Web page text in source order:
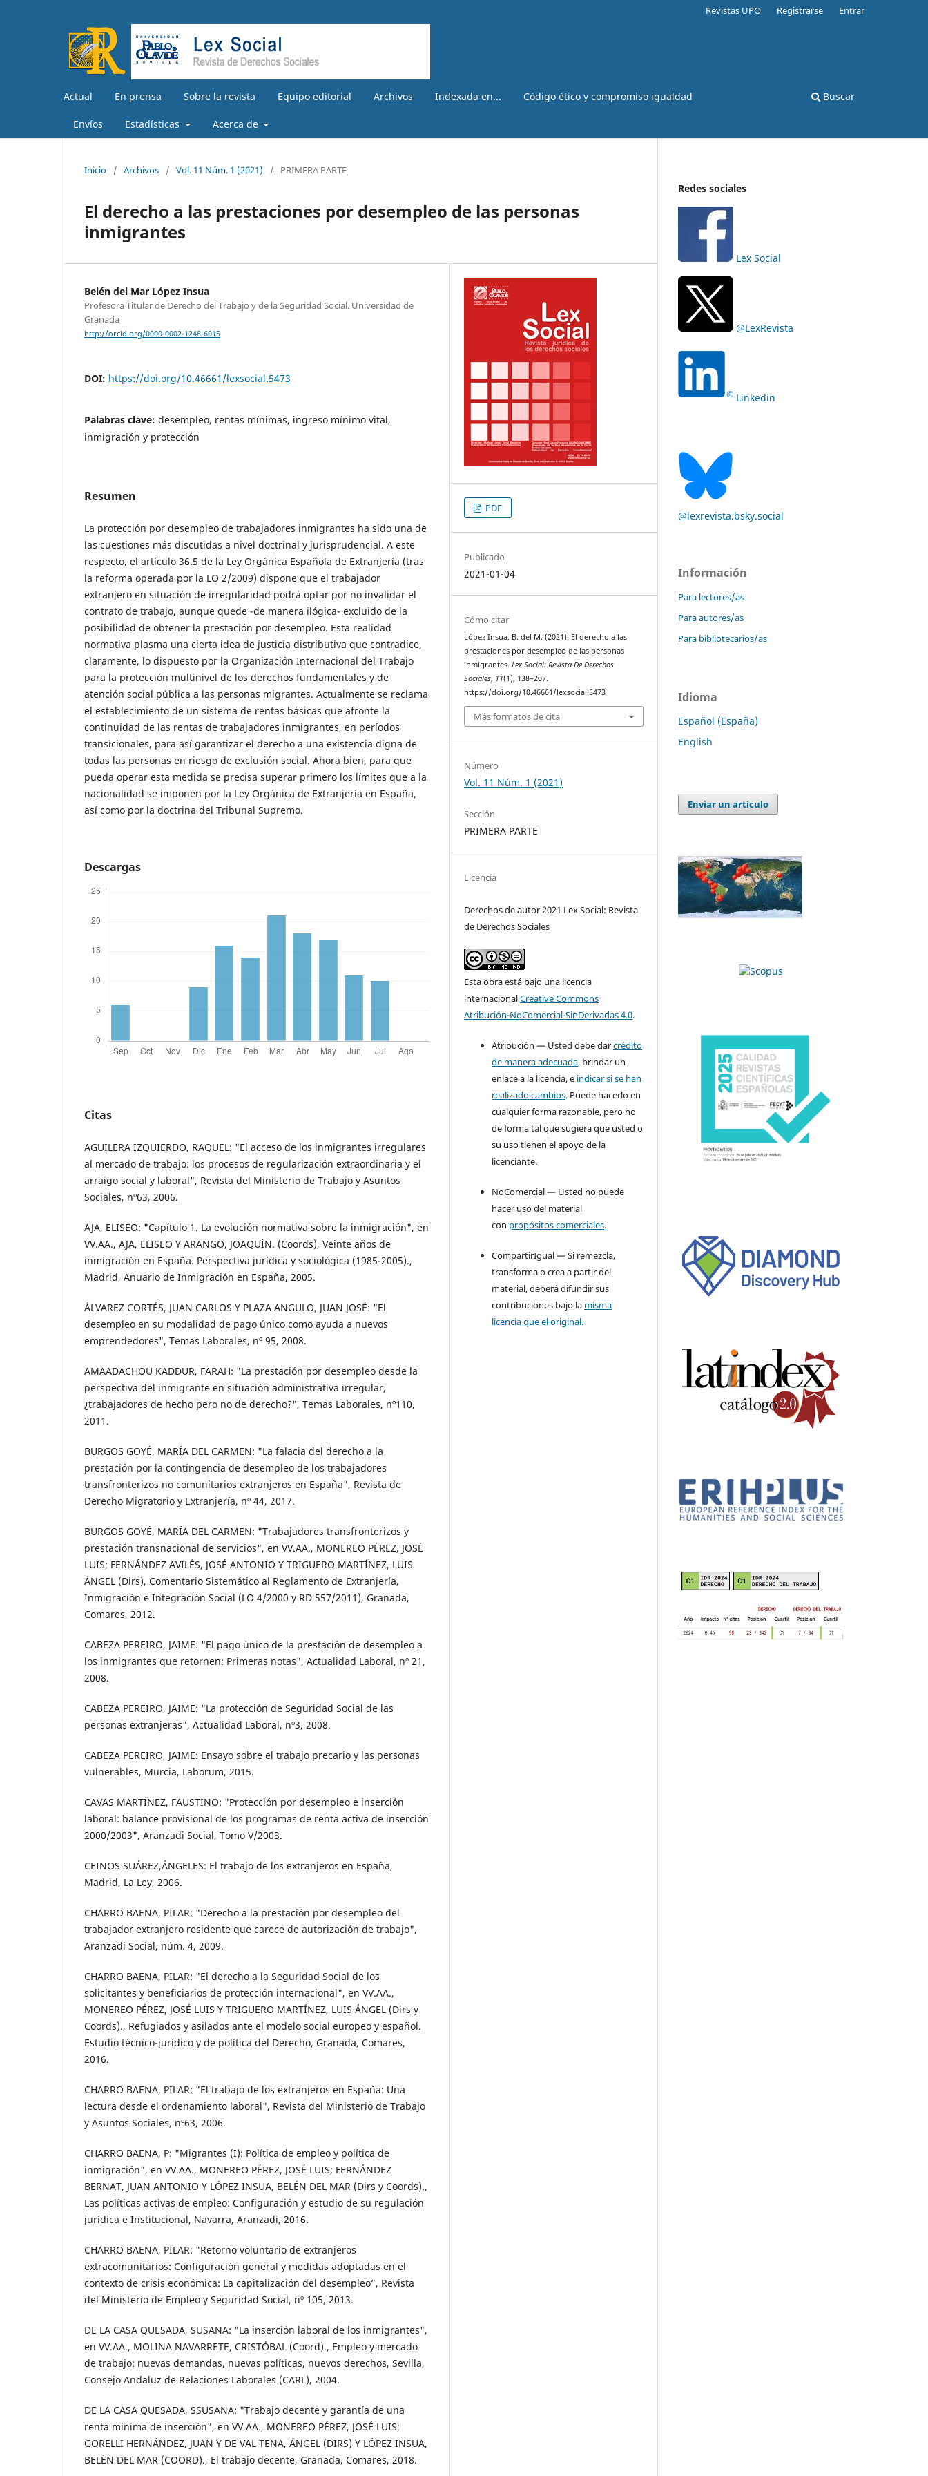
Actual En prensa Sobre la revista Equipo editorial Archivos Indexada en... Código ético y compromiso igualdad
Envíos Estadísticas Acerca de
Buscar
Revistas UPO Registrarse Entrar
Inicio / Archivos / Vol. 11 Núm. 1 (2021) / PRIMERA PARTE
El derecho a las prestaciones por desempleo de las personas
inmigrantes
Belén del Mar López Insua
Profesora Titular de Derecho del Trabajo y de la Seguridad Social. Universidad de
Granada
http://orcid.org/0000-0002-1248-6015
DOI: https://doi.org/10.46661/lexsocial.5473
Palabras clave: desempleo, rentas mínimas, ingreso mínimo vital,
inmigración y protección
Resumen
La protección por desempleo de trabajadores inmigrantes ha sido una de
las cuestiones más discutidas a nivel doctrinal y jurisprudencial. A este
respecto, el artículo 36.5 de la Ley Orgánica Española de Extranjería (tras
la reforma operada por la LO 2/2009) dispone que el trabajador
extranjero en situación de irregularidad podrá optar por no invalidar el
contrato de trabajo, aunque quede -de manera ilógica- excluido de la
posibilidad de obtener la prestación por desempleo. Esta realidad
normativa plasma una cierta idea de justicia distributiva que contradice,
claramente, lo dispuesto por la Organización Internacional del Trabajo
para la protección multinivel de los derechos fundamentales y de
atención social pública a las personas migrantes. Actualmente se reclama
el establecimiento de un sistema de rentas básicas que afronte la
continuidad de las rentas de trabajadores inmigrantes, en períodos
transicionales, para así garantizar el derecho a una existencia digna de
todas las personas en riesgo de exclusión social. Ahora bien, para que
pueda operar esta medida se precisa superar primero los límites que a la
nacionalidad se imponen por la Ley Orgánica de Extranjería en España,
así como por la doctrina del Tribunal Supremo.
Descargas
Citas
AGUILERA IZQUIERDO, RAQUEL: "El acceso de los inmigrantes irregulares
al mercado de trabajo: los procesos de regularización extraordinaria y el
arraigo social y laboral", Revista del Ministerio de Trabajo y Asuntos
Sociales, nº63, 2006.
AJA, ELISEO: "Capítulo 1. La evolución normativa sobre la inmigración", en
VV.AA., AJA, ELISEO Y ARANGO, JOAQUÍN. (Coords), Veinte años de
inmigración en España. Perspectiva jurídica y sociológica (1985-2005).,
Madrid, Anuario de Inmigración en España, 2005.
ÁLVAREZ CORTÉS, JUAN CARLOS Y PLAZA ANGULO, JUAN JOSÉ: "El
desempleo en su modalidad de pago único como ayuda a nuevos
emprendedores", Temas Laborales, nº 95, 2008.
AMAADACHOU KADDUR, FARAH: "La prestación por desempleo desde la
perspectiva del inmigrante en situación administrativa irregular,
¿trabajadores de hecho pero no de derecho?", Temas Laborales, nº110,
2011.
BURGOS GOYÉ, MARÍA DEL CARMEN: "La falacia del derecho a la
prestación por la contingencia de desempleo de los trabajadores
transfronterizos no comunitarios extranjeros en España", Revista de
Derecho Migratorio y Extranjería, nº 44, 2017.
BURGOS GOYÉ, MARÍA DEL CARMEN: "Trabajadores transfronterizos y
prestación transnacional de servicios", en VV.AA., MONEREO PÉREZ, JOSÉ
LUIS; FERNÁNDEZ AVILÉS, JOSÉ ANTONIO Y TRIGUERO MARTÍNEZ, LUIS
ÁNGEL (Dirs), Comentario Sistemático al Reglamento de Extranjería,
Inmigración e Integración Social (LO 4/2000 y RD 557/2011), Granada,
Comares, 2012.
CABEZA PEREIRO, JAIME: "El pago único de la prestación de desempleo a
los inmigrantes que retornen: Primeras notas", Actualidad Laboral, nº 21,
2008.
CABEZA PEREIRO, JAIME: "La protección de Seguridad Social de las
personas extranjeras", Actualidad Laboral, nº3, 2008.
CABEZA PEREIRO, JAIME: Ensayo sobre el trabajo precario y las personas
vulnerables, Murcia, Laborum, 2015.
CAVAS MARTÍNEZ, FAUSTINO: "Protección por desempleo e inserción
laboral: balance provisional de los programas de renta activa de inserción
2000/2003", Aranzadi Social, Tomo V/2003.
CEINOS SUÁREZ,ÁNGELES: El trabajo de los extranjeros en España,
Madrid, La Ley, 2006.
CHARRO BAENA, PILAR: "Derecho a la prestación por desempleo del
trabajador extranjero residente que carece de autorización de trabajo",
Aranzadi Social, núm. 4, 2009.
CHARRO BAENA, PILAR: "El derecho a la Seguridad Social de los
solicitantes y beneficiarios de protección internacional", en VV.AA.,
MONEREO PÉREZ, JOSÉ LUIS Y TRIGUERO MARTÍNEZ, LUIS ÁNGEL (Dirs y
Coords)., Refugiados y asilados ante el modelo social europeo y español.
Estudio técnico-jurídico y de política del Derecho, Granada, Comares,
2016.
CHARRO BAENA, PILAR: "El trabajo de los extranjeros en España: Una
lectura desde el ordenamiento laboral", Revista del Ministerio de Trabajo
y Asuntos Sociales, nº63, 2006.
CHARRO BAENA, P: "Migrantes (I): Política de empleo y política de
inmigración", en VV.AA., MONEREO PÉREZ, JOSÉ LUIS; FERNÁNDEZ
BERNAT, JUAN ANTONIO Y LÓPEZ INSUA, BELÉN DEL MAR (Dirs y Coords).,
Las políticas activas de empleo: Configuración y estudio de su regulación
jurídica e Institucional, Navarra, Aranzadi, 2016.
CHARRO BAENA, PILAR: "Retorno voluntario de extranjeros
extracomunitarios: Configuración general y medidas adoptadas en el
contexto de crisis económica: La capitalización del desempleo”, Revista
del Ministerio de Empleo y Seguridad Social, nº 105, 2013.
DE LA CASA QUESADA, SUSANA: "La inserción laboral de los inmigrantes",
en VV.AA., MOLINA NAVARRETE, CRISTÓBAL (Coord)., Empleo y mercado
de trabajo: nuevas demandas, nuevas políticas, nuevos derechos, Sevilla,
Consejo Andaluz de Relaciones Laborales (CARL), 2004.
DE LA CASA QUESADA, SSUSANA: "Trabajo decente y garantía de una
renta mínima de inserción", en VV.AA., MONEREO PÉREZ, JOSÉ LUIS;
GORELLI HERNÁNDEZ, JUAN Y DE VAL TENA, ÁNGEL (DIRS) Y LÓPEZ INSUA,
BELÉN DEL MAR (COORD)., El trabajo decente, Granada, Comares, 2018.
PDF
Publicado
2021-01-04
Cómo citar
López Insua, B. del M. (2021). El derecho a las
prestaciones por desempleo de las personas
inmigrantes.Lex Social: Revista De Derechos
Sociales, 11(1), 138–207.
https://doi.org/10.46661/lexsocial.5473
Más formatos de cita
Número
Vol. 11 Núm. 1 (2021)
Sección
PRIMERA PARTE
Licencia
Derechos de autor 2021 Lex Social: Revista
de Derechos Sociales
Esta obra está bajo una licencia
internacionalCreative Commons
Atribución-NoComercial-SinDerivadas 4.0.
Atribución — Usted debe darcrédito
de manera adecuada, brindar un
enlace a la licencia, e indicar si se han
realizado cambios. Puede hacerlo en
cualquier forma razonable, pero no
de forma tal que sugiera que usted o
su uso tienen el apoyo de la
licenciante.
NoComercial — Usted no puede
hacer uso del material
con propósitos comerciales.
CompartirIgual — Si remezcla,
transforma o crea a partir del
material, deberá difundir sus
contribuciones bajo la misma
licencia que el original.
Redes sociales
Lex Social
@LexRevista
Linkedin
@lexrevista.bsky.social
Información
Para lectores/as
Para autores/as
Para bibliotecarios/as
Idioma
Español (España)
English
Enviar un artículo